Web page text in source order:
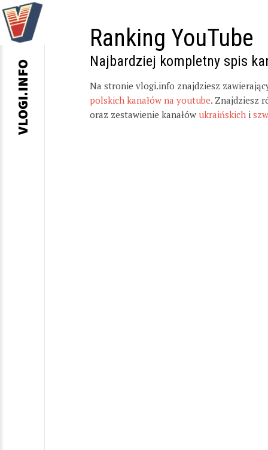
Ranking YouTube
Najbardziej kompletny spis
Na stronie vlogi.info znajdziesz
polskich kanałów na youtube. Znajdziesz
oraz zestawienie kanałów ukraińskich i
VLOGI.INFO